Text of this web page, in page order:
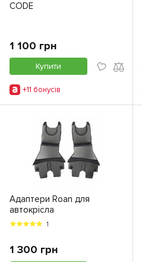
CODE
1 100 грн
Купити
+11 бонусiв
Адаптери Roan для
автокрісла
1
1 300 грн